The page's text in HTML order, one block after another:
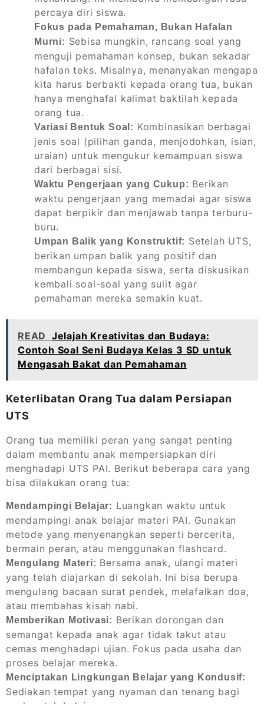
percaya diri siswa.
Fokus pada Pemahaman, Bukan Hafalan
Murni: Sebisa mungkin, rancang soal yang
menguji pemahaman konsep, bukan sekadar
hafalan teks. Misalnya, menanyakan mengapa
kita harus berbakti kepada orang tua, bukan
hanya menghafal kalimat baktilah kepada
orang tua.
Variasi Bentuk Soal: Kombinasikan berbagai
jenis soal (pilihan ganda, menjodohkan, isian,
uraian) untuk mengukur kemampuan siswa
dari berbagai sisi.
Waktu Pengerjaan yang Cukup: Berikan
waktu pengerjaan yang memadai agar siswa
dapat berpikir dan menjawab tanpa terburu-
buru.
Umpan Balik yang Konstruktif: Setelah UTS,
berikan umpan balik yang positif dan
membangun kepada siswa, serta diskusikan
kembali soal-soal yang sulit agar
pemahaman mereka semakin kuat.
READ Jelajah Kreativitas dan Budaya:
Contoh Soal Seni Budaya Kelas 3 SD untuk
Mengasah Bakat dan Pemahaman
Keterlibatan Orang Tua dalam Persiapan
UTS
Orang tua memiliki peran yang sangat penting
dalam membantu anak mempersiapkan diri
menghadapi UTS PAI. Berikut beberapa cara yang
bisa dilakukan orang tua:
Mendampingi Belajar: Luangkan waktu untuk
mendampingi anak belajar materi PAI. Gunakan
metode yang menyenangkan seperti bercerita,
bermain peran, atau menggunakan flashcard.
Mengulang Materi: Bersama anak, ulangi materi
yang telah diajarkan di sekolah. Ini bisa berupa
mengulang bacaan surat pendek, melafalkan doa,
atau membahas kisah nabi.
Memberikan Motivasi: Berikan dorongan dan
semangat kepada anak agar tidak takut atau
cemas menghadapi ujian. Fokus pada usaha dan
proses belajar mereka.
Menciptakan Lingkungan Belajar yang Kondusif:
Sediakan tempat yang nyaman dan tenang bagi